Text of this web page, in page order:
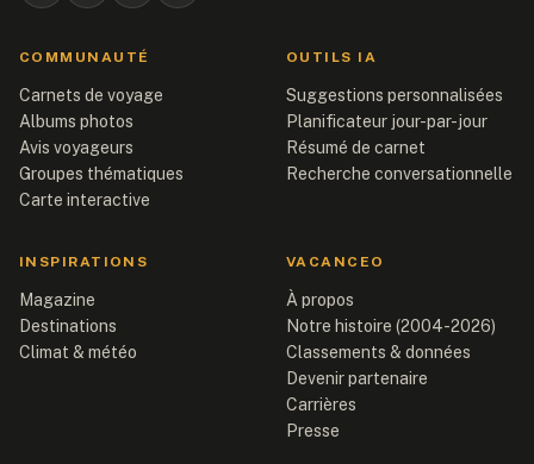
COMMUNAUTÉ
Carnets de voyage
Albums photos
Avis voyageurs
Groupes thématiques
Carte interactive
OUTILS IA
Suggestions personnalisées
Planificateur jour-par-jour
Résumé de carnet
Recherche conversationnelle
INSPIRATIONS
Magazine
Destinations
Climat & météo
VACANCEO
À propos
Notre histoire (2004-2026)
Classements & données
Devenir partenaire
Carrières
Presse